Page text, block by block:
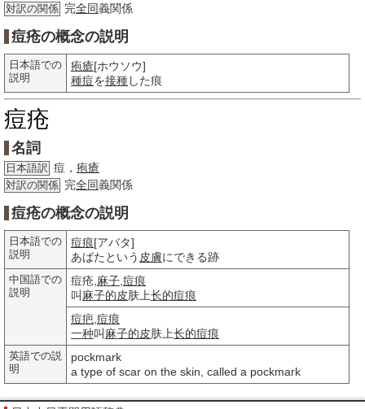
対訳の関係 完全同義関係
痘疮の概念の説明
日本語での
説明
疱瘡[ホウソウ]
種痘を接種した痕
痘疮
名詞
日本語訳 痘， 疱瘡
対訳の関係 完全同義関係
痘疮の概念の説明
日本語での
説明
痘痕[アバタ]
あばたという 皮膚にできる跡
中国語での
説明
痘疮, 麻子 痘痕
叫 麻子的皮肤上长的痘痕
痘疤 痘痕
一种叫 麻子的皮肤上长的痘痕
英語での説
明
pockmark
a type of scar on the skin, called a pockmark